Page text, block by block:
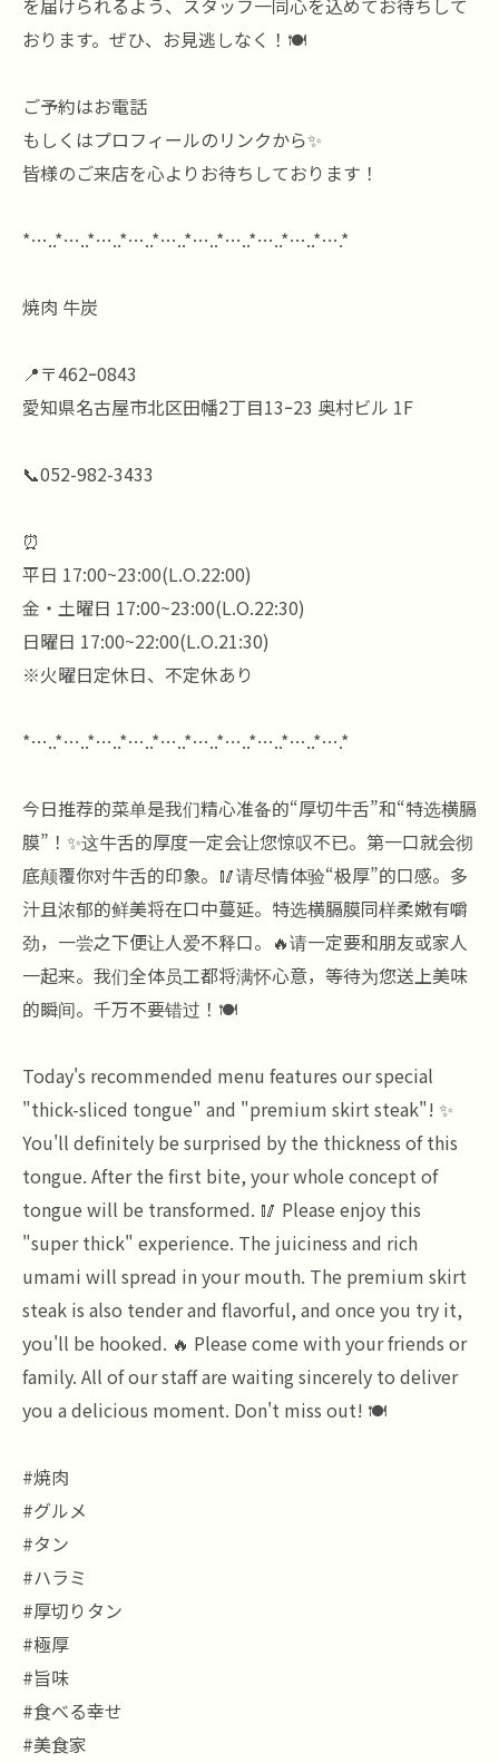
を届けられるよう、スタッフ一同心を込めてお待ちして
おります。ぜひ、お見逃しなく！🍽️
ご予約はお電話
もしくはプロフィールのリンクから✨
皆様のご来店を心よりお待ちしております！
*…..*…..*…..*…..*…..*…..*…..*…..*…..*….*
焼肉 牛炭
📍〒462ｰ0843
愛知県名古屋市北区田幡2丁目13ｰ23 奥村ビル 1F
📞052-982-3433
⏰
平日 17:00~23:00(L.O.22:00)
金・土曜日 17:00~23:00(L.O.22:30)
日曜日 17:00~22:00(L.O.21:30)
※火曜日定休日、不定休あり
*…..*…..*…..*…..*…..*…..*…..*…..*…..*….*
今日推荐的菜单是我们精心准备的“厚切牛舌”和“特选横膈
膜”！✨这牛舌的厚度一定会让您惊叹不已。第一口就会彻
底颠覆你对牛舌的印象。🥢请尽情体验“极厚”的口感。多
汁且浓郁的鲜美将在口中蔓延。特选横膈膜同样柔嫩有嚼
劲，一尝之下便让人爱不释口。🔥请一定要和朋友或家人
一起来。我们全体员工都将满怀心意，等待为您送上美味
的瞬间。千万不要错过！🍽️
Today's recommended menu features our special
"thick-sliced tongue" and "premium skirt steak"! ✨
You'll definitely be surprised by the thickness of this
tongue. After the first bite, your whole concept of
tongue will be transformed. 🥢 Please enjoy this
"super thick" experience. The juiciness and rich
umami will spread in your mouth. The premium skirt
steak is also tender and flavorful, and once you try it,
you'll be hooked. 🔥 Please come with your friends or
family. All of our staff are waiting sincerely to deliver
you a delicious moment. Don't miss out! 🍽️
#焼肉
#グルメ
#タン
#ハラミ
#厚切りタン
#極厚
#旨味
#食べる幸せ
#美食家